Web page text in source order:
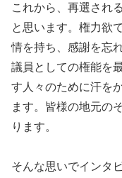
これから、再選され
と思います。権力欲
情を持ち、感謝を忘
議員としての権能を
す人々のために汗を
ます。皆様の地元の
ります。
そんな思いでインタ